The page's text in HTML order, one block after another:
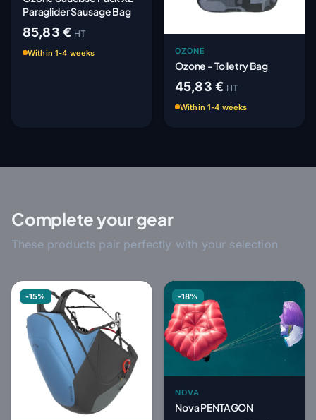
Paraglider Sausage Bag
85,83 € HT
Within 1-4 weeks OZONE
Ozone - Toiletry Bag
45,83 € HT
Within 1-4 weeks
Complete your gear
These products pair perfectly with your selection
-15% -18%
NOVA
Nova PENTAGON